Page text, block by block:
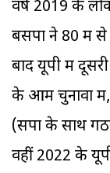
वर्ष 2019 के
बसपा ने 80 में
बाद यूपी में
के आम चुनावों
(सपा के साथ
वहीं 2022 के